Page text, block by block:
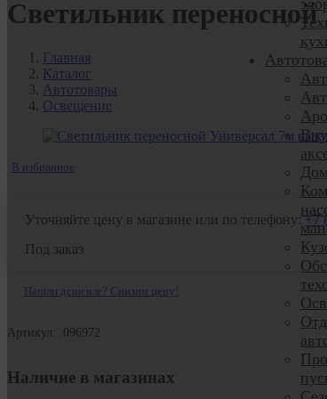
Светильник
Главная
Каталог
Автотовары
Освещение
В избранное
Уточняйте цену в магазине или по телефону:+7
Под заказ
Нашли дешевле? Снизим цену!
Артикул: .096972
Наличие в магазинах